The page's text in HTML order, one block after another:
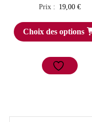
Prix : 19,00 €
Choix des options